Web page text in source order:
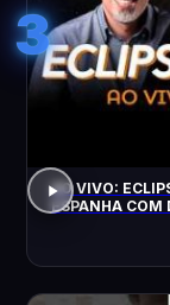
3
AO VIVO:
ESPANHA COM